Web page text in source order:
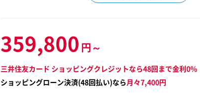
359,800 円～
三井住友カード ショッピングクレジットなら48回まで金利0%
ショッピングローン決済(48回払い)なら月々7,400円